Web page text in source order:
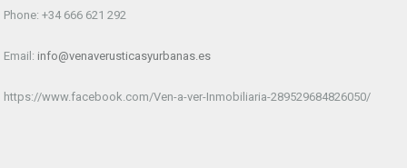
Phone: +34 666 621 292
Email: info@venaverusticasyurbanas.es
https://www.facebook.com/Ven-a-ver-Inmobiliaria-289529684826050/